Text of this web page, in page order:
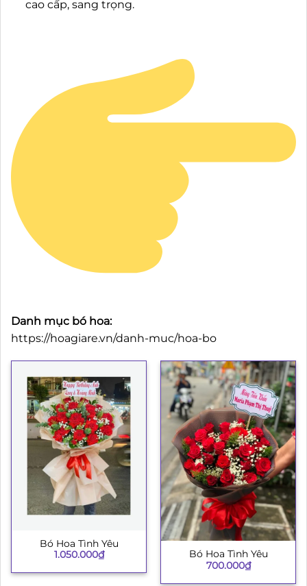
cao cấp, sang trọng.
Danh mục bó hoa:
https://hoagiare.vn/danh-muc/hoa-bo
Bó Hoa Tình Yêu
1.050.000₫
Bó Hoa Tình Yêu
700.000₫